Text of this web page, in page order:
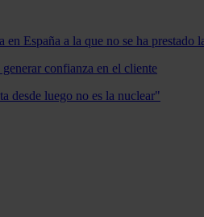
España a la que no se ha prestado
confianza en el cliente
desde luego no es la nuclear"